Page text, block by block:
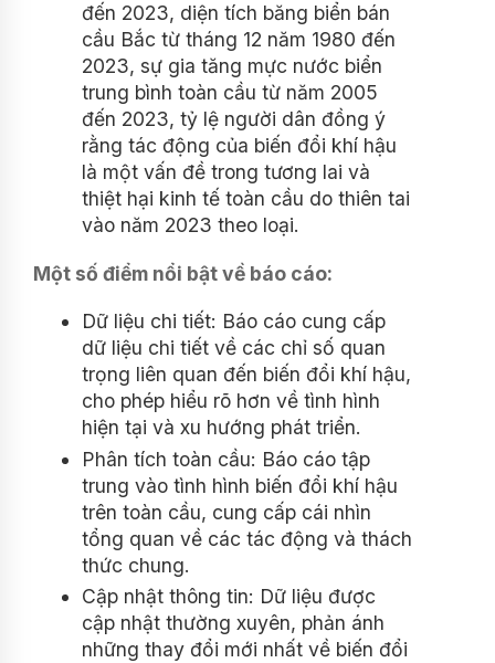
đến 2023, diện tích băng biển bán
cầu Bắc từ tháng 12 năm 1980 đến
2023, sự gia tăng mực nước biển
trung bình toàn cầu từ năm 2005
đến 2023, tỷ lệ người dân đồng ý
rằng tác động của biến đổi khí hậu
là một vấn đề trong tương lai và
thiệt hại kinh tế toàn cầu do thiên tai
vào năm 2023 theo loại.
Một số điểm nổi bật về báo cáo:
Dữ liệu chi tiết: Báo cáo cung cấp
dữ liệu chi tiết về các chỉ số quan
trọng liên quan đến biến đổi khí hậu,
cho phép hiểu rõ hơn về tình hình
hiện tại và xu hướng phát triển.
Phân tích toàn cầu: Báo cáo tập
trung vào tình hình biến đổi khí hậu
trên toàn cầu, cung cấp cái nhìn
tổng quan về các tác động và thách
thức chung.
Cập nhật thông tin: Dữ liệu được
cập nhật thường xuyên, phản ánh
những thay đổi mới nhất về biến đổi